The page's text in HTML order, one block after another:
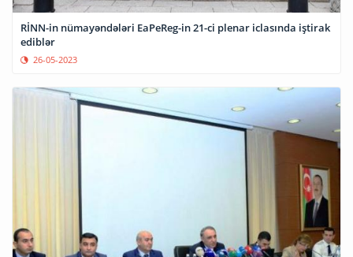
RİNN-in nümayəndələri EaPeReg-in 21-ci plenar iclasında iştirak
ediblər
26-05-2023